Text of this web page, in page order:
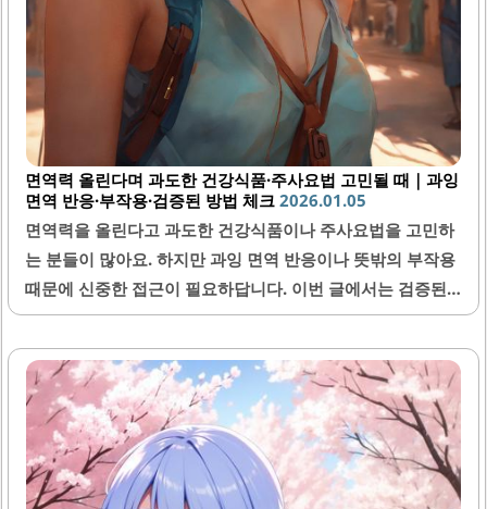
면역력 올린다며 과도한 건강식품·주사요법 고민될 때｜과잉
면역 반응·부작용·검증된 방법 체크 2026.01.05
면역력을 올린다고 과도한 건강식품이나 주사요법을 고민하
는 분들이 많아요. 하지만 과잉 면역 반응이나 뜻밖의 부작용
때문에 신중한 접근이 필요하답니다. 이번 글에서는 검증된
면역력 강화 방법과 함께 꼭 알아야 할 중요 정보들을 자세히
알려드릴게요.1. 과도한 건강식품 섭취가 면역력에 미치는 영
향많은 분들이 면역력 강화를 위해 다양한 건강식품을 찾고
계세요. 그러나 과도한 섭취는 오히려 면역 시스템에 부담을
줄 수 있어요. 몸 안에서는 균형이 중요한데, 특정 영양소가
과도하게 쌓이면 면역 반응이 불균형해지고 자가면역 질환
같은 과잉 면역 반응으로 이어질 위험이 있답니다.특히 비타